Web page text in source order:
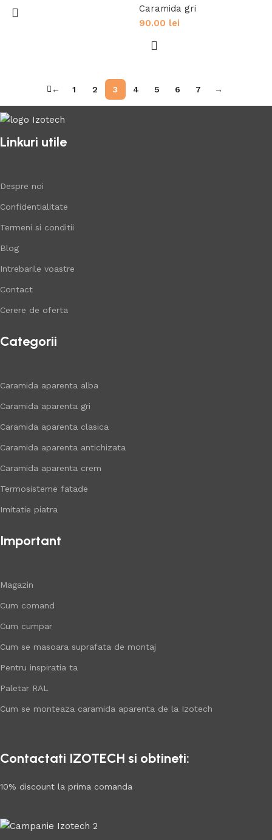
Caramida gri
90.00 lei
← 1 2 3 4 5 6 7 →
Linkuri utile
Despre noi
Confidentialitate
Termeni si conditii
Blog
Intrebarile voastre
Contact
Cerere de oferta
Categorii
Caramida aparenta alba
Caramida aparenta gri
Caramida aparenta clasica
Caramida aparenta antichizata
Caramida aparenta crem
Termosisteme fatade
Imitatie piatra
Important
Magazin
Cum comand
Cum cumpar
Cum se masoara suprafata de montaj
Pentru inspiratia ta
Paletar RAL
Cum se monteaza caramida aparenta de la Izotech
Contactati IZOTECH si obtineti:
10% discount la prima comanda